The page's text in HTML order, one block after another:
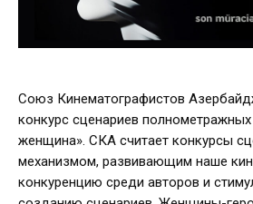
Союз Кинематографистов
конкурс сценариев
женщина». СКА считает конкурсы
механизмом, развивающим наше
конкуренцию среди авторов и